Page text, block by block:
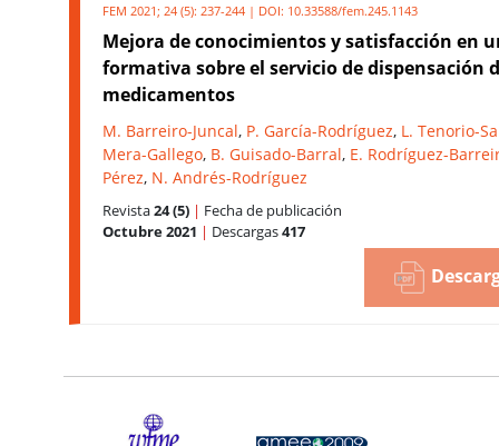
FEM 2021; 24 (5): 237-244 | DOI: 10.33588/fem.245.1143
Mejora de conocimientos y satisfacción en
formativa sobre el servicio de dispensación
medicamentos
M. Barreiro-Juncal, P. García-Rodríguez, L. Tenorio-
Mera-Gallego, B. Guisado-Barral, E. Rodríguez-
Pérez, N. Andrés-Rodríguez
Revista24 (5) | Fecha de publicación
Octubre 2021 | Descargas417